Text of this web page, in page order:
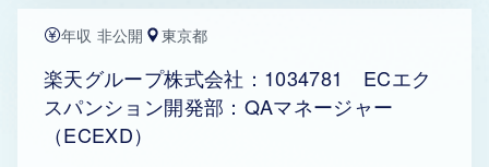
年収 非公開 東京都
楽天グループ株式会社：1034781 ECエク
スパンション開発部：QAマネージャー
（ECEXD）